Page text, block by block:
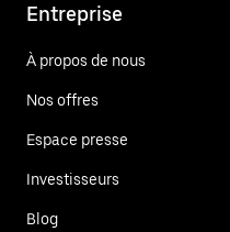
Entreprise
À propos de nous
Nos offres
Espace presse
Investisseurs
Blog